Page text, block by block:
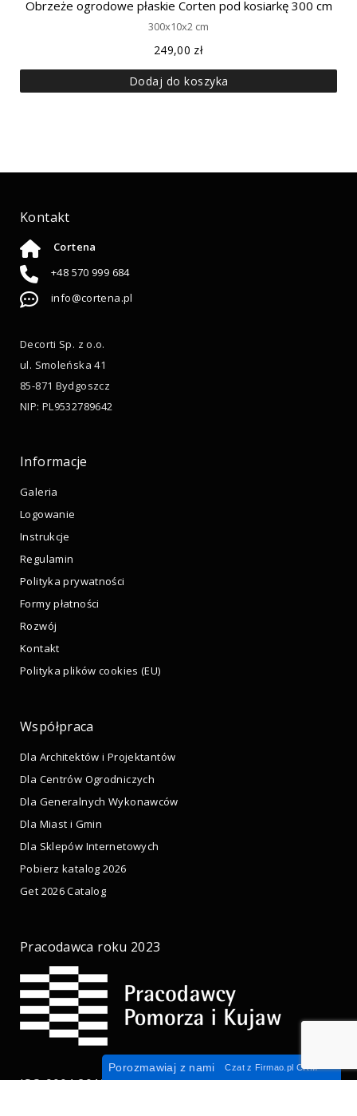
Obrzeże ogrodowe płaskie Corten pod kosiarkę 300 cm
300x10x2 cm
249,00 zł
Dodaj do koszyka
Kontakt
Cortena
+48 570 999 684
info@cortena.pl
Decorti Sp. z o.o.
ul. Smoleńska 41
85-871 Bydgoszcz
NIP: PL9532789642
Informacje
Galeria
Logowanie
Instrukcje
Regulamin
Polityka prywatności
Formy płatności
Rozwój
Kontakt
Polityka plików cookies (EU)
Współpraca
Dla Architektów i Projektantów
Dla Centrów Ogrodniczych
Dla Generalnych Wykonawców
Dla Miast i Gmin
Dla Sklepów Internetowych
Pobierz katalog 2026
Get 2026 Catalog
Pracodawca roku 2023
ISO 9001:2015
Porozmawiaj z nami Czat z Firmao.pl CRM